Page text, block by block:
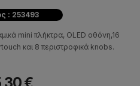
: 253493
mini πλήκτρα, OLED οθόνη,16
και 8 περιστροφικά knobs.